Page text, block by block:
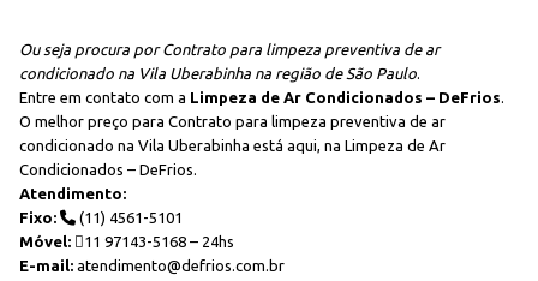
Ou seja procura por Contrato para limpeza preventiva de ar
condicionado na Vila Uberabinha na região de São Paulo.
Entre em contato com a Limpeza de Ar Condicionados – DeFrios.
O melhor preço para Contrato para limpeza preventiva de ar
condicionado na Vila Uberabinha está aqui, na Limpeza de Ar
Condicionados – DeFrios.
Atendimento:
Fixo:
(11) 4561-5101
Móvel:
11 97143-5168 – 24hs
E-mail: atendimento@defrios.com.br